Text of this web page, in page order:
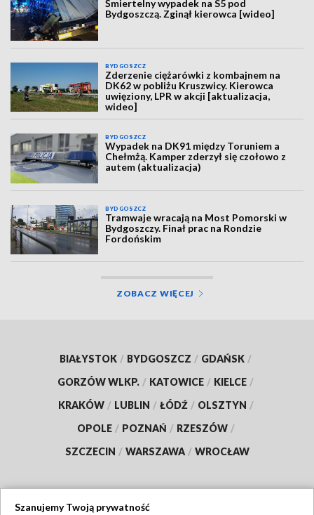
Śmiertelny wypadek na S5 pod
Bydgoszczą. Zginął kierowca [wideo]
BYDGOSZCZ
Zderzenie ciężarówki z kombajnem na
DK62 w pobliżu Kruszwicy. Kierowca
uwięziony, LPR w akcji [aktualizacja,
wideo]
BYDGOSZCZ
Wypadek na DK91 między Toruniem a
Chełmżą. Kamper zderzył się czołowo z
autem (aktualizacja)
BYDGOSZCZ
Tramwaje wracają na Most Pomorski w
Bydgoszczy. Finał prac na Rondzie
Fordońskim
ZOBACZ WIĘCEJ
BIAŁYSTOK / BYDGOSZCZ / GDAŃSK /
GORZÓW WLKP. / KATOWICE / KIELCE /
KRAKÓW / LUBLIN / ŁÓDŹ / OLSZTYN /
OPOLE / POZNAŃ / RZESZÓW /
SZCZECIN / WARSZAWA / WROCŁAW
Szanujemy Twoją prywatność